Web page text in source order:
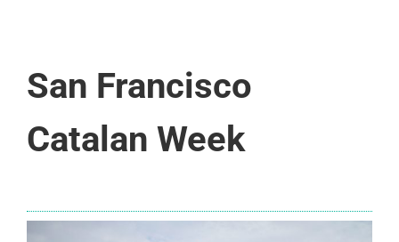
San Francisco
Catalan Week